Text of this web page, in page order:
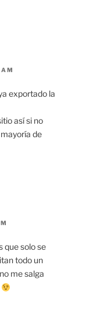
exportado la
así si no
de
que solo se
todo un
me salga